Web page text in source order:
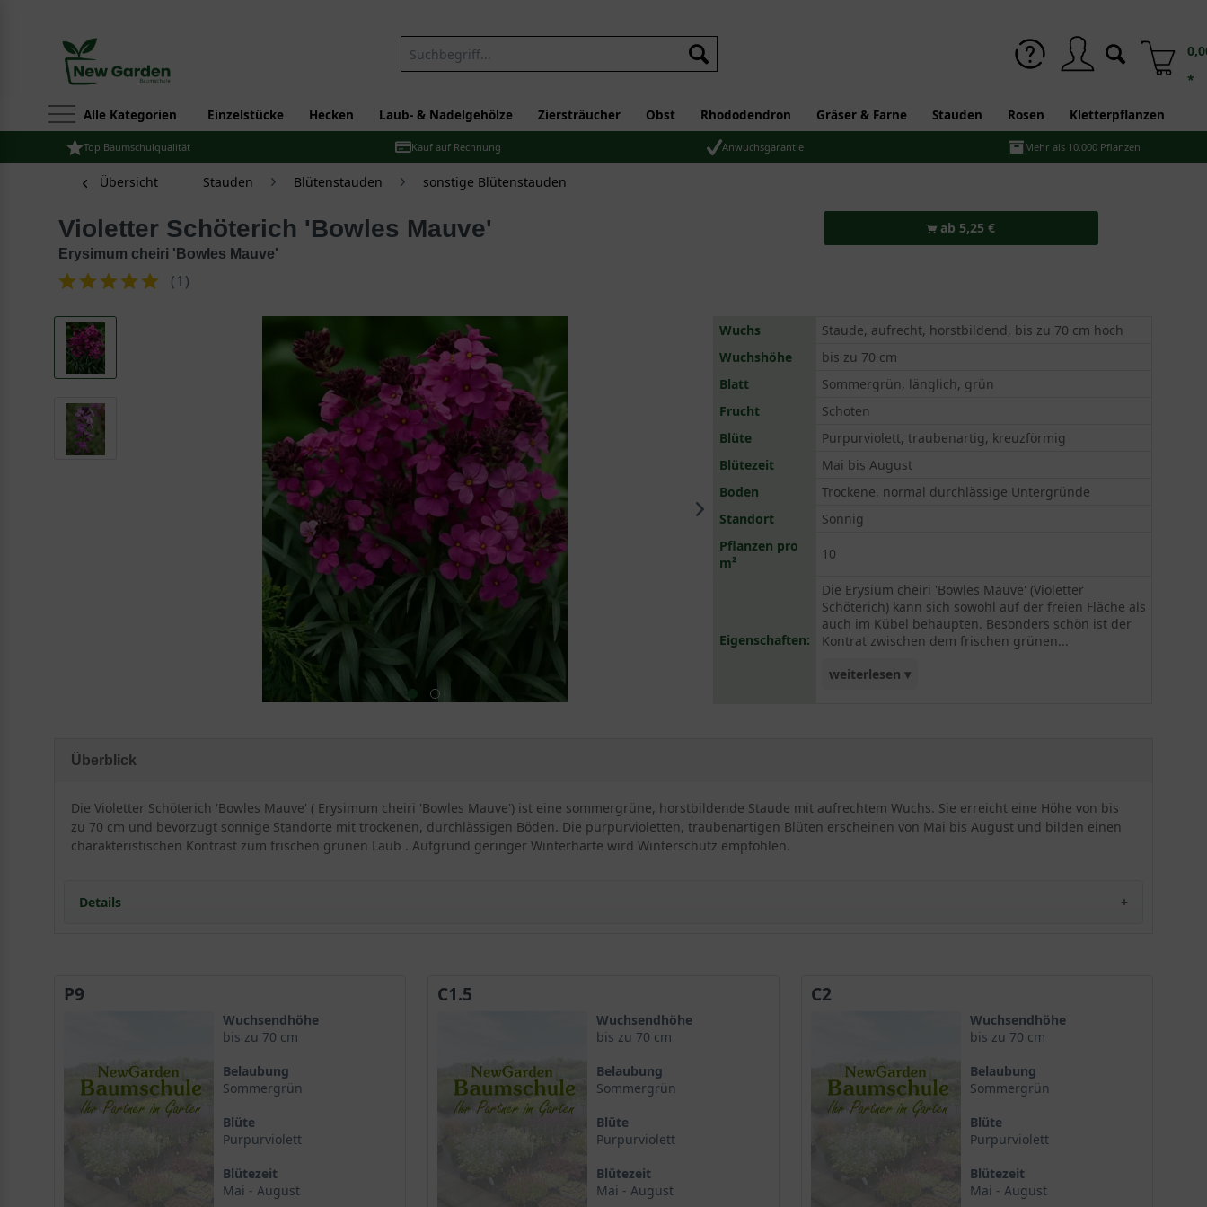
*
Alle Kategorien Einzelstücke Hecken Laub- & Nadelgehölze Ziersträucher Obst Rhododendron Gräser & Farne Stauden Rosen Kletterpflanzen
Top Baumschulqualität Kauf auf Rechnung Anwuchsgarantie Mehr als 10.000 Pflanzen
Übersicht Stauden Blütenstauden sonstige Blütenstauden
Violetter Schöterich 'Bowles Mauve'
Erysimum cheiri 'Bowles Mauve'
(1 )
ab 5,25 €
Wuchs
Staude, aufrecht, horstbildend, bis zu 70 cm hoch
Wuchshöhe
bis zu 70 cm
Blatt
Sommergrün, länglich, grün
Frucht
Schoten
Blüte
Purpurviolett, traubenartig, kreuzförmig
Blütezeit
Mai bis August
Boden
Trockene, normal durchlässige Untergründe
Standort
Sonnig
Pflanzen pro
m²
10
Eigenschaften:
Die Erysium cheiri 'Bowles Mauve' (Violetter
Schöterich) kann sich sowohl auf der freien Fläche als
auch im Kübel behaupten. Besonders schön ist der
Kontrat zwischen dem frischen grünen...
weiterlesen ▾
können bis zu 6 Pflanzen eingesetzt werden.
Pflegetipp: Durch die relativ geringe Winterhärte
werden Sonnen- sowie Winterschutz empfohlen.
Überblick
Die Violetter Schöterich 'Bowles Mauve' ( Erysimum cheiri 'Bowles Mauve') ist eine sommergrüne, horstbildende Staude mit aufrechtem Wuchs. Sie erreicht eine Höhe von bis
zu 70 cm und bevorzugt sonnige Standorte mit trockenen, durchlässigen Böden. Die purpurvioletten, traubenartigen Blüten erscheinen von Mai bis August und bilden einen
charakteristischen Kontrast zum frischen grünen Laub . Aufgrund geringer Winterhärte wird Winterschutz empfohlen.
Details
Habitus und Wuchshöhe
Ideale Standortbedingungen für eine prachtvolle Entwicklung
Der perfekte Standort für Erysimum cheiri 'Bowles Mauve'
Blütenpracht und Laubwerk des Violetten Schöterichs
Die ausdauernde Blüte von 'Bowles Mauve'
Das Laubwerk des Erysimum cheiri
Vielfältige Verwendungsmöglichkeiten im Garten
Im Steingarten und an Mauerkronen
Als Kübelpflanze mit langer Blütezeit
P9
Wuchsendhöhe
bis zu 70 cm
Belaubung
Sommergrün
Blüte
Purpurviolett
Blütezeit
Mai - August
C1.5
Wuchsendhöhe
bis zu 70 cm
Belaubung
Sommergrün
Blüte
Purpurviolett
Blütezeit
Mai - August
C2
Wuchsendhöhe
bis zu 70 cm
Belaubung
Sommergrün
Blüte
Purpurviolett
Blütezeit
Mai - August